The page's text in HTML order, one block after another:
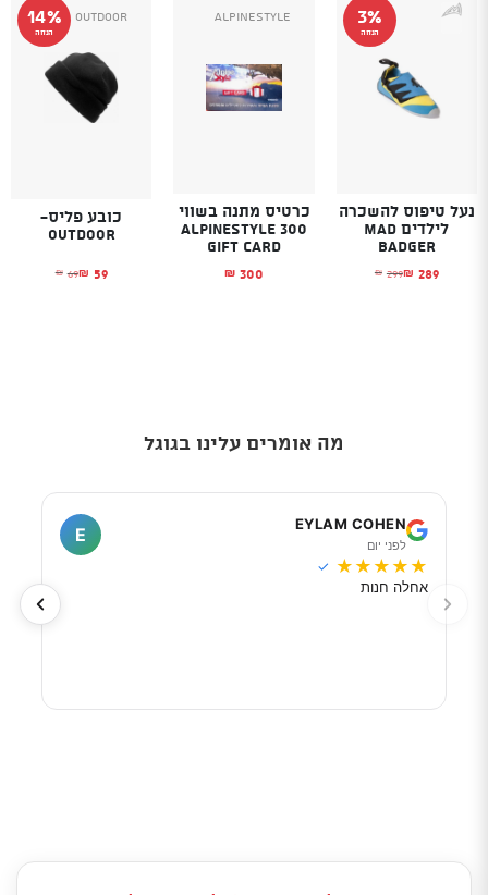
3%
הנחה
נעל טיפוס להשכרה
לילדים MAD
BADGER
₪ 299
המחיר המקורי היה: ₪299.₪ 289 המחיר הנוכחי הוא: ₪289.
Alpinestyle
כרטיס מתנה בשווי
300 Alpinestyle
Gift Card
₪ 300
14%
הנחה
Outdoor
כובע פליס-
Outdoor
₪ 69
המחיר המקורי₪ 59 המחיר הנוכחי
מה אומרים עלינו בגוגל
EYLAM COHEN
לפני יום
E
★
★
★
★
★
✓
אחלה חנות